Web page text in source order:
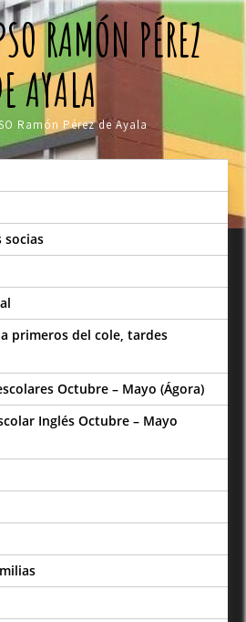
RAMÓN PÉREZ
AYALA
Ramón Pérez de Ayala
socias
primeros del cole, tardes
Octubre – Mayo (Ágora)
Inglés Octubre – Mayo